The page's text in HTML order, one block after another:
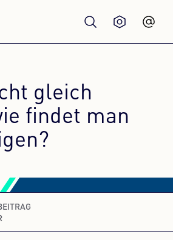
gleich
findet man